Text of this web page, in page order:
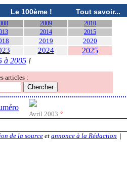
Le 100ème ! Tout savoir...
2009
2010
2014 2015
2019 2020
2024
2025
à 2005 !
articles :
Avril 2003 °
de la sourceet annonce à la Rédaction